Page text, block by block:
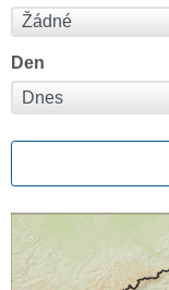
Den